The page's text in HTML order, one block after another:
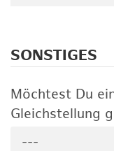
SONSTIGES
Möchtest Du
Gleichstellung
---